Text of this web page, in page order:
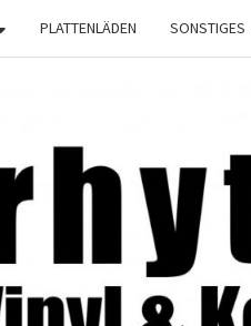
PLATTENLÄDEN SONSTIGES